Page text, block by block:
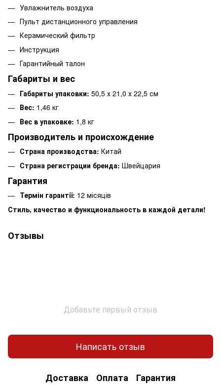
Увлажнитель воздуха
Пульт дистанционного управления
Керамический фильтр
Инструкция
Гарантийный талон
Габариты и вес
Габариты упаковки: 50,5 х 21,0 х 22,5 см
Вес: 1,46 кг
Вес в упаковке: 1,8 кг
Производитель и происхождение
Страна производства: Китай
Страна регистрации бренда: Швейцария
Гарантия
Термін гарантії: 12 місяців
Стиль, качество и функциональность в каждой детали!
Отзывы
Добавьте первый отзыв
Написать отзыв
Доставка Оплата Гарантия